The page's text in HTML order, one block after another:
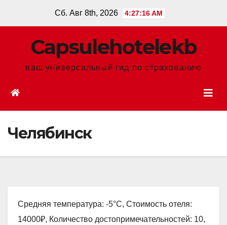
Сб. Авг 8th, 2026 4:27:18 AM
Сapsulehotelekb
ваш универсальный гид по страхованию
Челябинск
Средняя температура: -5°C, Стоимость отеля:
14000₽, Количество достопримечательностей: 10,